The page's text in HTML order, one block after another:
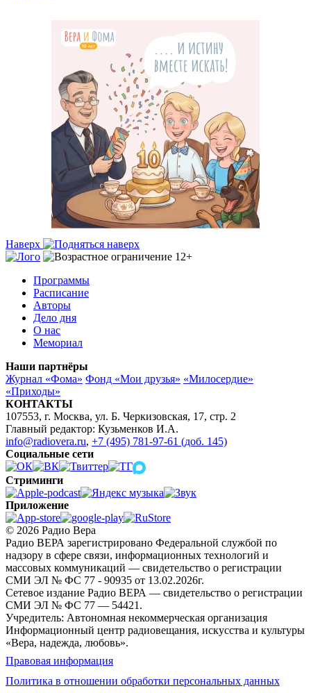
Наверх
Программы
Расписание
Авторы
Дело дня
О нас
Мемориал
Наши партнёры
Журнал «Фома» Фонд «Мои друзья» «Милосердие»
«Приходы»
КОНТАКТЫ
107553, г. Москва, ул. Б. Черкизовская, 17, стр. 2
Главный редактор: Кузьменков И.А.
info@radiovera.ru, +7 (495) 781-97-61 (доб. 145)
Социальные сети
Стриминги
Приложение
© 2026 Радио Вера
Радио ВЕРА зарегистрировано Федеральной службой по
надзору в сфере связи, информационных технологий и
массовых коммуникаций — свидетельство о регистрации
СМИ ЭЛ № ФС 77 - 90935 от 13.02.2026г.
Сетевое издание Радио ВЕРА — свидетельство о регистрации
СМИ ЭЛ № ФС 77 — 54421.
Учредитель: Автономная некоммерческая организация
Информационный центр радиовещания, искусства и культуры
«Вера, надежда, любовь».
Правовая информация
Политика в отношении обработки персональных данных